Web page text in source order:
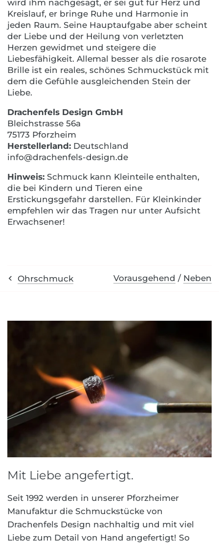
wird ihm nachgesagt, er sei gut für Herz und
Kreislauf, er bringe Ruhe und Harmonie in
jeden Raum. Seine Hauptaufgabe aber scheint
der Liebe und der Heilung von verletzten
Herzen gewidmet und steigere die
Liebesfähigkeit. Allemal besser als die rosarote
Brille ist ein reales, schönes Schmuckstück mit
dem die Gefühle ausgleichenden Stein der
Liebe.
Drachenfels Design GmbH
Bleichstrasse 56a
75173 Pforzheim
Herstellerland: Deutschland
info@drachenfels-design.de
Hinweis: Schmuck kann Kleinteile enthalten,
die bei Kindern und Tieren eine
Erstickungsgefahr darstellen. Für Kleinkinder
empfehlen wir das Tragen nur unter Aufsicht
Erwachsener!
Ohrschmuck Vorausgehend / Neben
Mit Liebe angefertigt.
Seit 1992 werden in unserer Pforzheimer
Manufaktur die Schmuckstücke von
Drachenfels Design nachhaltig und mit viel
Liebe zum Detail von Hand angefertigt! So